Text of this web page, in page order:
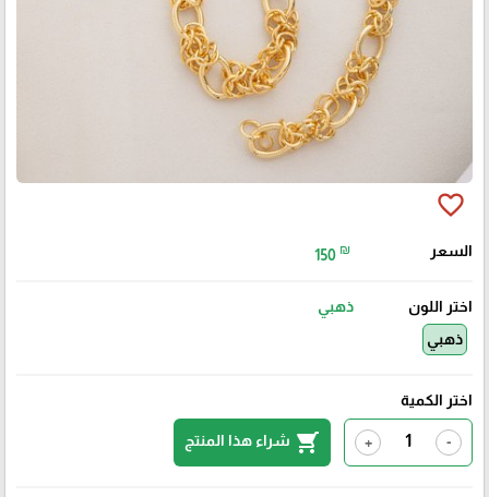
favorite_border
السعر 150 ₪
اختر اللون
ذهبي
ذهبي
اختر الكمية
-
+
shopping_cart شراء هذا المنتج